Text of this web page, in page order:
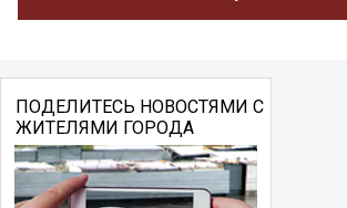
ПОДЕЛИТЕСЬ НОВОСТЯМИ С
ЖИТЕЛЯМИ ГОРОДА